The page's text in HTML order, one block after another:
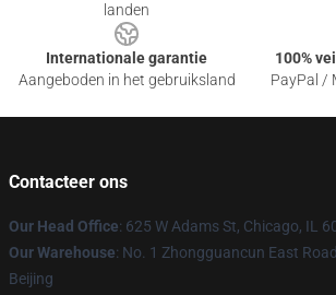
landen
Internationale garantie
Aangeboden in het gebruiksland
100%
PayPal /
Contacteer ons
Our Head Office: 625 W Adams St, Chicago, IL
Our Warehouse: No. 1 Zhongguancun East
Beijing